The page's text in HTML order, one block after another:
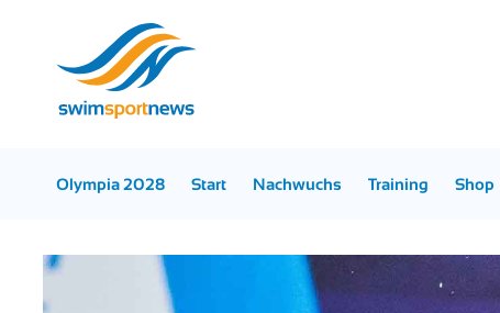
Olympia 2028 Start Nachwuchs Training Shop